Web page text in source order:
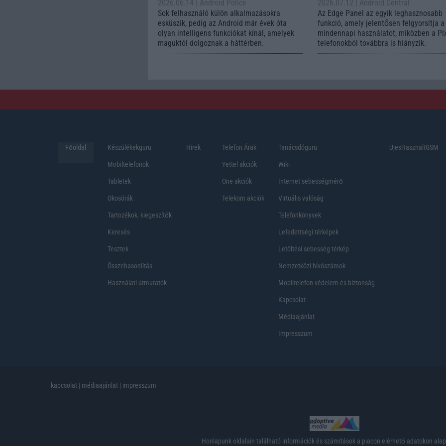
2026.06.14
| Android Police
Sok felhasználó külön alkalmazásokra
esküszik, pedig az Android már évek óta
olyan intelligens funkciókat kínál, amelyek
maguktól dolgoznak a háttérben.
2026.07.12
| Android Central
Az Edge Panel az egyik leghasznosabb
funkció, amely jelentősen felgyorsítja a
mindennapi használatot, miközben a
telefonokból továbbra is hiányzik.
Főoldal Készülékekguru
Mobiltelefonok
Tabletek
Okosórák
Tartozékok, kiegeszítők
Keresés
Tesztek
Összehasonlítás
Használati útmutatók
Hirek Telefon Árak
Yettel akciók
One akciók
Telekom akciók
Tanácsdóguru
Wiki
Internet sebességmérő
Virtuális valóság
Telefonkönyvek
Lefedettségi térképek
Letöltési sebesség térkép
Nemzetközi hívószámok
Mobiltelefon védelem és biztonság
Kapcsolat
Médiaajánlat
Impresszum
UjesHasznaltGSM
kapcsolat | médiaajánlat | impresszum
Honlapunk oldalain található információk és számítások a piacon elérhető adatokon